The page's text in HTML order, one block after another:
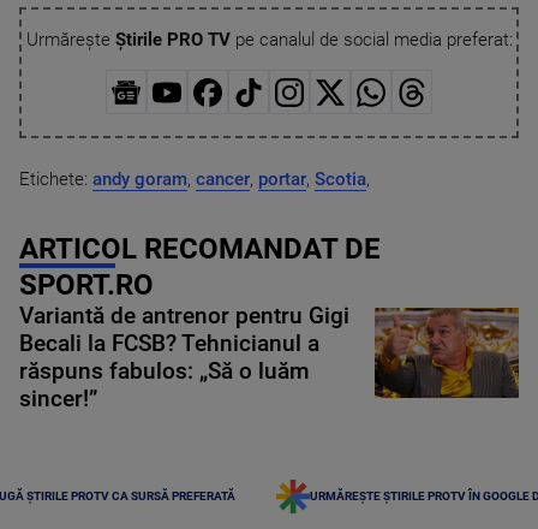
Urmărește Știrile PRO TVpe canalul de social media preferat:
Etichete: andy goram, cancer, portar, Scotia,
ARTICOL RECOMANDAT DE
SPORT.RO
Variantă de antrenor pentru Gigi
Becali la FCSB? Tehnicianul a
răspuns fabulos: „Să o luăm
sincer!”
ȘTIRILE PROTV CA SURSĂ PREFERATĂ URMĂREȘTE ȘTIRILE PROTV ÎN GOOGLE